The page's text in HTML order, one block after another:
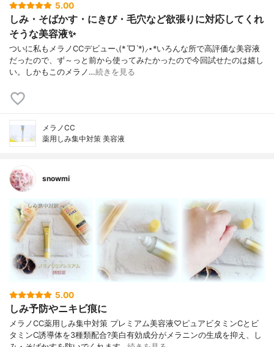
5.00
しみ・そばかす・にきび・毛穴など欲張りに対応してくれ
そうな美容液✨
ついに私もメラノCCデビュー⸜(*ˊᗜˋ*)⸝⋆*いろんな所で高評価な美容液
だったので、ず～っと前から使ってみたかったので今回試せたのは嬉し
い。しかもこのメラノ…続きを見る
メラノCC
薬用しみ集中対策 美容液
snowmi
5.00
しみ予防やニキビ痕に
メラノCC薬用しみ集中対策 プレミアム美容液♡ピュアビタミンCとビ
タミンC誘導体を3種類配合?美白有効成分がメラニンの生成を抑え、し